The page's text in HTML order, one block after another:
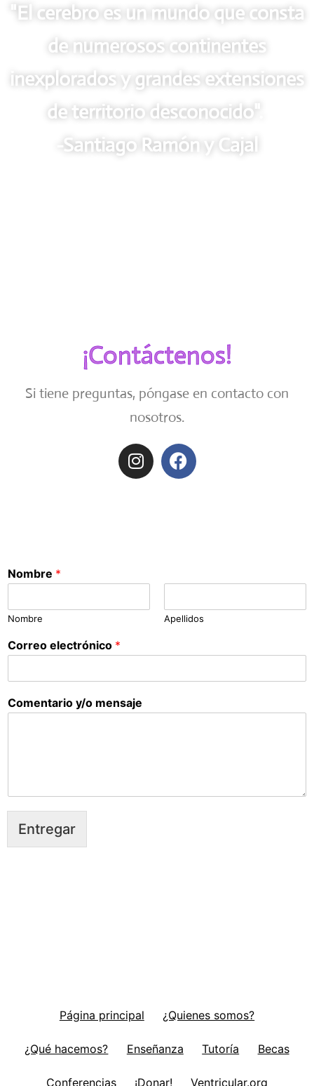
"El cerebro es un mundo que consta
de numerosos continentes
inexplorados y grandes extensiones
de territorio desconocido".
-Santiago Ramón y Cajal
¡Contáctenos!
Si tiene preguntas, póngase en contacto con
nosotros.
Nombre *
Nombre Apellidos
Correo electrónico *
Comentario y/o mensaje
Entregar
Página principal ¿Quienes somos?
¿Qué hacemos? Enseñanza Tutoría Becas
Conferencias ¡Donar! Ventricular.org